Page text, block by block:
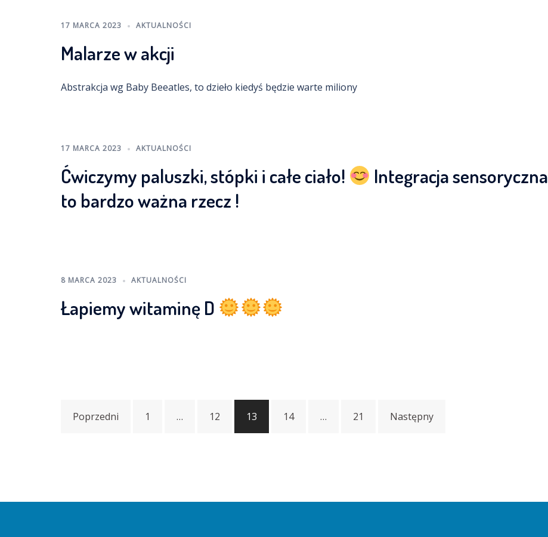
17 MARCA 2023 AKTUALNOŚCI
Malarze w akcji
Abstrakcja wg Baby Beeatles, to dzieło kiedyś będzie warte miliony
17 MARCA 2023 AKTUALNOŚCI
Ćwiczymy paluszki, stópki i całe ciało!
Integracja sensoryczna
to bardzo ważna rzecz !
8 MARCA 2023 AKTUALNOŚCI
Łapiemy witaminę D
Nawigacja
Poprzedni 1 … 12 13 14 … 21 Następny